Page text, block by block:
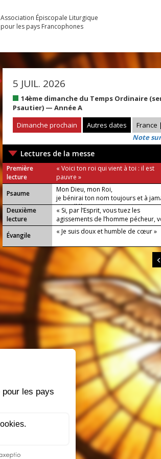
Association Épiscopale Liturgique
pour les pays Francophones
5 JUIL. 2026
14ème dimanche du Temps Ordinaire
Psautier) — Année A
Dimanche prochain
Autres dates France |
Note
Lectures de la messe
Première
lecture
« Voici ton roi qui vient à toi : il est
pauvre »
Psaume
Mon Dieu, mon Roi,
je bénirai ton nom toujours et à
ou : Alléluia !
Deuxième
lecture
« Si, par l’Esprit, vous tuez les
agissements de l’homme pécheur,
Évangile « Je suis doux et humble de cœur »